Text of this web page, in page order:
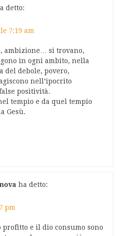
detto:
7:19 am
ambizione… si trovano,
in ogni ambito, nella
del debole, povero,
nell’ipocrito
positività.
tempio e da quel tempio
Gesù.
ha detto:
pm
e il dio consumo sono